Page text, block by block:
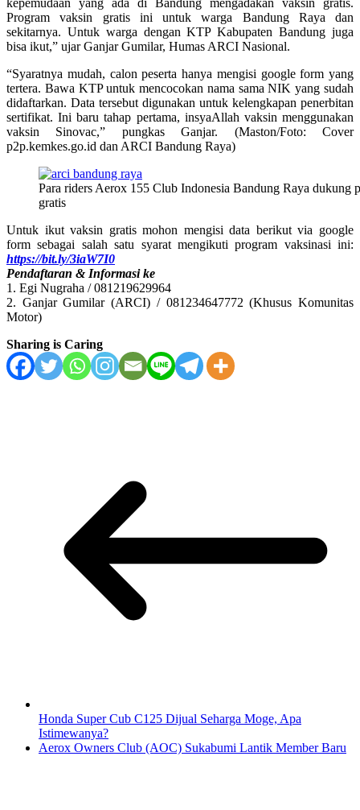
Program vaksin gratis ini untuk warga Bandung Raya dan
sekitarnya. Untuk warga dengan KTP Kabupaten Bandung juga
bisa ikut,” ujar Ganjar Gumilar, Humas ARCI Nasional.
“Syaratnya mudah, calon peserta hanya mengisi google form yang
tertera. Bawa KTP untuk mencocokan nama sama NIK yang sudah
didaftarkan. Data tersebut digunakan untuk kelengkapan penerbitan
sertifikat. Ini baru tahap pertama, insyaAllah vaksin menggunakan
vaksin Sinovac,” pungkas Ganjar. (Maston/Foto: Cover
p2p.kemkes.go.id dan ARCI Bandung Raya)
Para riders Aerox 155 Club Indonesia Bandung Raya dukung
gratis
Untuk ikut vaksin gratis mohon mengisi data berikut via google
form sebagai salah satu syarat mengikuti program vaksinasi ini:
https://bit.ly/3iaW7I0
Pendaftaran & Informasi ke
1. Egi Nugraha / 081219629964
2. Ganjar Gumilar (ARCI) / 081234647772 (Khusus Komunitas
Motor)
Sharing is Caring
Honda Super Cub C125 Dijual Seharga Moge, Apa
Istimewanya?
Aerox Owners Club (AOC) Sukabumi Lantik Member Baru